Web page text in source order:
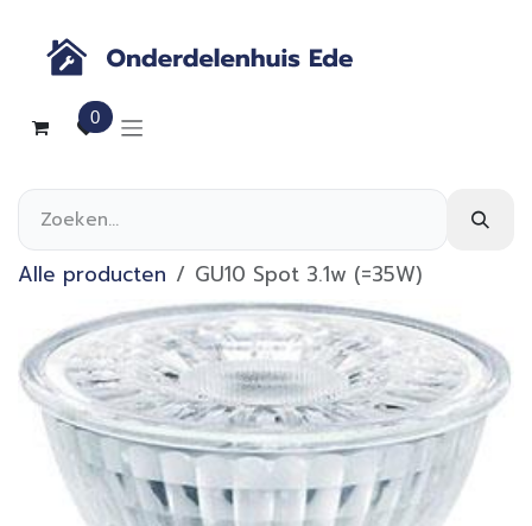
0
Alle producten GU10 Spot 3.1w (=35W)